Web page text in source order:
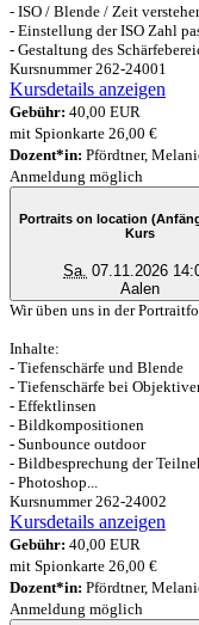
- ISO / Blende / Zeit
- Einstellung der ISO Zahl
- Gestaltung des
Kursnummer 262-24001
Kursdetails anzeigen
Gebühr: 40,00 EUR
mit Spionkarte 26,00 €
Dozent*in: Pfördtner,
Anmeldung möglich
Portraits on location
Kurs
Sa. 07.11.2026
Aalen
Wir üben uns in der
Inhalte:
- Tiefenschärfe und Blende
- Tiefenschärfe bei
- Effektlinsen
- Bildkompositionen
- Sunbounce outdoor
- Bildbesprechung der
- Photoshop...
Kursnummer 262-24002
Kursdetails anzeigen
Gebühr: 40,00 EUR
mit Spionkarte 26,00 €
Dozent*in: Pfördtner,
Anmeldung möglich